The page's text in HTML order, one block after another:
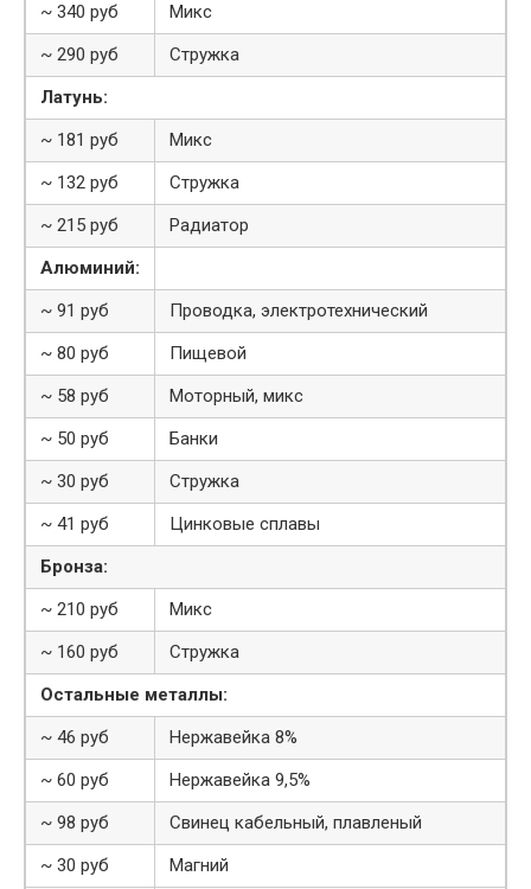
~ 340 руб
Микс
~ 290 руб
Стружка
Латунь:
~ 181 руб
Микс
~ 132 руб
Стружка
~ 215 руб
Радиатор
Алюминий:
~ 91 руб
Проводка, электротехнический
~ 80 руб
Пищевой
~ 58 руб
Моторный, микс
~ 50 руб
Банки
~ 30 руб
Стружка
~ 41 руб
Цинковые сплавы
Бронза:
~ 210 руб
Микс
~ 160 руб
Стружка
Остальные металлы:
~ 46 руб
Нержавейка 8%
~ 60 руб
Нержавейка 9,5%
~ 98 руб
Свинец кабельный, плавленый
~ 30 руб
Магний